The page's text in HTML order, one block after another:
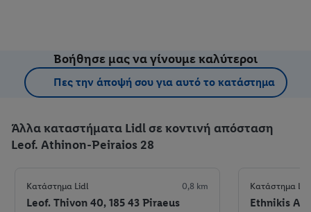
Βοήθησε μας να γίνουμε καλύτεροι
Πες την άποψή σου για αυτό το κατάστημα
Άλλα καταστήματα Lidl σε κοντινή απόσταση
Leof. Athinon-Peiraios 28
Κατάστημα Lidl 0,8 km
Leof. Thivon 40, 185 43 Piraeus
Κατάστημα
Ethnikis